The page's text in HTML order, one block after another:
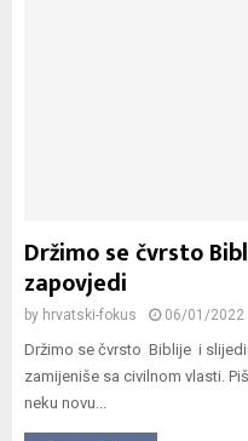
Držimo se čvrsto
zapovjedi
by hrvatski-fokus 06/01/2022
Držimo se čvrsto Biblije i
zamijeniše sa civilnom vlasti.
neku novu...